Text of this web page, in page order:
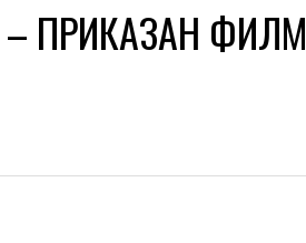
– ПРИКАЗАН